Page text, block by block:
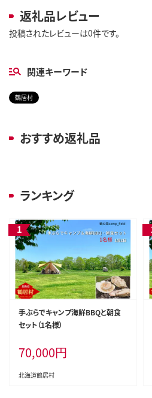
返礼品レビュー
投稿されたレビューは0件です。
関連キーワード
鶴居村
おすすめ返礼品
ランキング
手ぶらでキャンプ海鮮BBQと朝食
セット（1名様）
70,000円
北海道鶴居村